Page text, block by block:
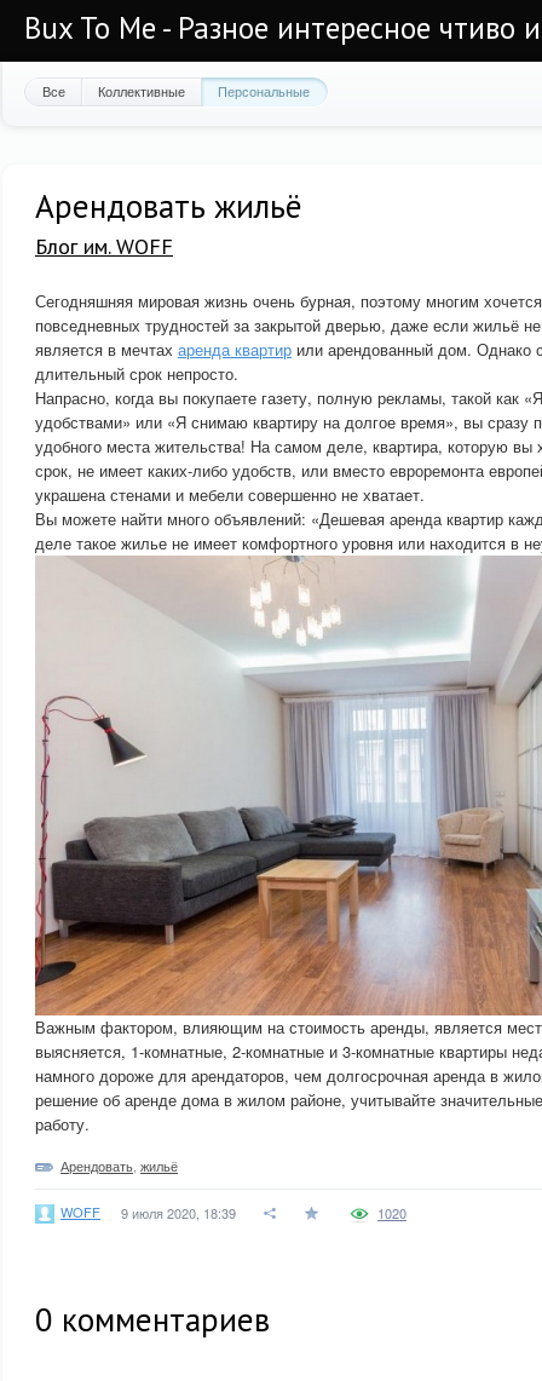
Bux To Me - Разное интересное чтиво
Все Коллективные Персональные
Арендовать жильё
Блог им. WOFF
Сегодняшняя мировая жизнь очень бурная, поэтому многим
повседневных трудностей за закрытой дверью, даже если жильё
является в мечтах аренда квартир или арендованный дом. Однако
длительный срок непросто.
Напрасно, когда вы покупаете газету, полную рекламы, такой как
удобствами» или «Я снимаю квартиру на долгое время», вы сразу
удобного места жительства! На самом деле, квартира, которую вы
срок, не имеет каких-либо удобств, или вместо евроремонта
украшена стенами и мебели совершенно не хватает.
Вы можете найти много объявлений: «Дешевая аренда квартир
деле такое жилье не имеет комфортного уровня или находится в
Важным фактором, влияющим на стоимость аренды, является
выясняется, 1-комнатные, 2-комнатные и 3-комнатные квартиры
намного дороже для арендаторов, чем долгосрочная аренда в
решение об аренде дома в жилом районе, учитывайте
работу.
Арендовать жильё
WOFF 9 июля 2020, 18:39 1020
0 комментариев